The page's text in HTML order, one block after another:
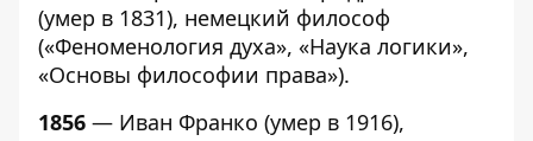
(умер в 1831), немецкий философ
(«Феноменология духа», «Наука логики»,
«Основы философии права»).
1856 — Иван Франко (умер в 1916),